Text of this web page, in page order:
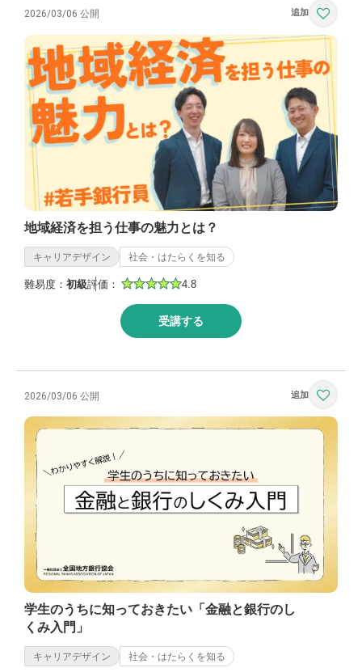
2026/03/06 公開
地域経済を担う仕事の魅力とは？
キャリアデザイン 社会・はたらくを知る
難易度： 初級評価： 4.8
受講する
2026/03/06 公開
学生のうちに知っておきたい「金融と銀行のし
くみ入門」
キャリアデザイン 社会・はたらくを知る